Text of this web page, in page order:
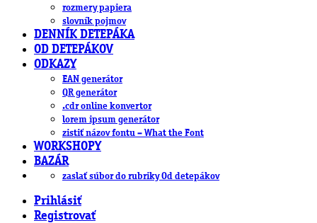
rozmery papiera
slovník pojmov
DENNÍK DETEPÁKA
OD DETEPÁKOV
ODKAZY
EAN generátor
QR generátor
.cdr online konvertor
lorem ipsum generátor
zistiť názov fontu – What the Font
WORKSHOPY
BAZÁR
zaslať súbor do rubriky Od detepákov
Prihlásiť
Registrovať